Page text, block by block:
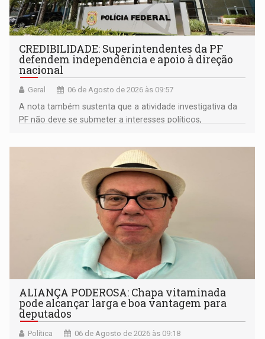
CREDIBILIDADE: Superintendentes da PF
defendem independência e apoio à direção
nacional
Geral 06 de Agosto de 2026 às 09:57
A nota também sustenta que a atividade investigativa da
PF não deve se submeter a interesses políticos,
ALIANÇA PODEROSA: Chapa vitaminada
pode alcançar larga e boa vantagem para
deputados
Política 06 de Agosto de 2026 às 09:18